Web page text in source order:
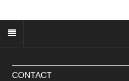
CONTACT